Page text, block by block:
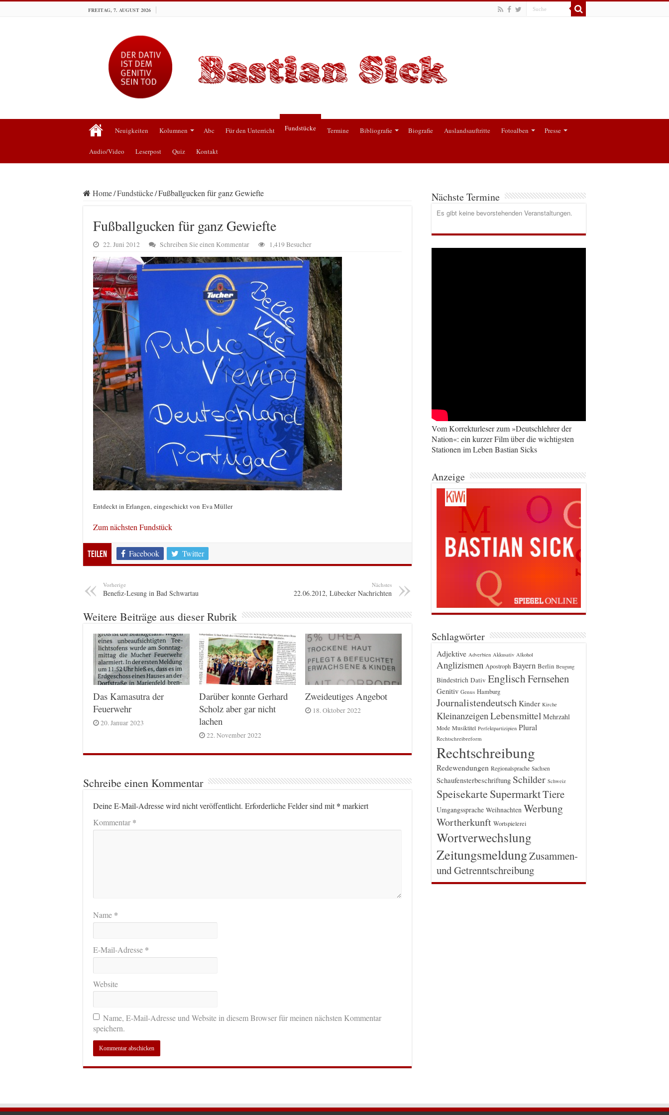
FREITAG, 7. AUGUST 2026
Neuigkeiten Kolumnen Abc Für den Unterricht Fundstücke Termine Bibliografie Biografie Auslandsauftritte Fotoalben Presse
Audio/Video Leserpost Quiz Kontakt
Home/Fundstücke/Fußballgucken für ganz Gewiefte
Fußballgucken für ganz Gewiefte
22. Juni 2012 Schreiben Sie einen Kommentar 1,419 Besucher
Entdeckt in Erlangen, eingeschickt von Eva Müller
Zum nächsten Fundstück
Teilen Facebook Twitter
Vorherige
Benefiz-Lesung in Bad Schwartau
Nächstes
22.06.2012, Lübecker Nachrichten
Weitere Beiträge aus dieser Rubrik
Das Kamasutra der
Feuerwehr
20. Januar 2023
Darüber konnte Gerhard
Scholz aber gar nicht
lachen
22. November 2022
Zweideutiges Angebot
18. Oktober 2022
Schreibe einen Kommentar
Deine E-Mail-Adresse wird nicht veröffentlicht. Erforderliche Felder sind mit* markiert
Kommentar*
Name *
E-Mail-Adresse *
Website
Name, E-Mail-Adresse und Website in diesem Browser für meinen nächsten Kommentar
speichern.
Nächste Termine
Es gibt keine bevorstehenden Veranstaltungen.
Vom Korrekturleser zum »Deutschlehrer der
Nation«: ein kurzer Film über die wichtigsten
Stationen im Leben Bastian Sicks
Anzeige
Schlagwörter
Adjektive Adverbien Akkusativ Alkohol
Anglizismen Apostroph Bayern Berlin Beugung
Bindestrich Dativ EnglischFernsehen
Genitiv Genus Hamburg
Journalistendeutsch Kinder Kirche
Kleinanzeigen Lebensmittel Mehrzahl
Mode Musiktitel Perfektpartizipien Plural
Rechtschreibreform
Rechtschreibung
Redewendungen Regionalsprache Sachsen
Schaufensterbeschriftung Schilder Schweiz
Speisekarte SupermarktTiere
Umgangssprache Weihnachten Werbung
Wortherkunft Wortspielerei
Wortverwechslung
ZeitungsmeldungZusammen-
und Getrenntschreibung